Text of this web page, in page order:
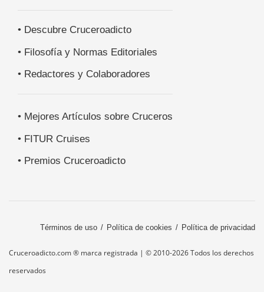
• Descubre Cruceroadicto
• Filosofía y Normas Editoriales
• Redactores y Colaboradores
• Mejores Artículos sobre Cruceros
• FITUR Cruises
• Premios Cruceroadicto
Términos de uso Política de cookies Política de privacidad
Cruceroadicto.com ® marca registrada | © 2010-2026 Todos los derechos
reservados